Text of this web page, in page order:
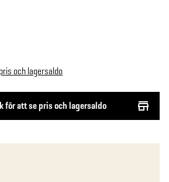
för att se pris och lagersaldo
och lagersaldo